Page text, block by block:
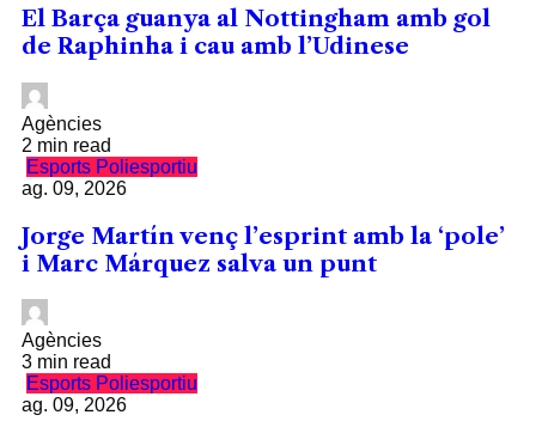
El Barça guanya al Nottingham amb gol
de Raphinha i cau amb l’Udinese
Agències
2 min read
Esports Poliesportiu
ag. 09, 2026
Jorge Martín venç l’esprint amb la ‘pole’
i Marc Márquez salva un punt
Agències
3 min read
Esports Poliesportiu
ag. 09, 2026